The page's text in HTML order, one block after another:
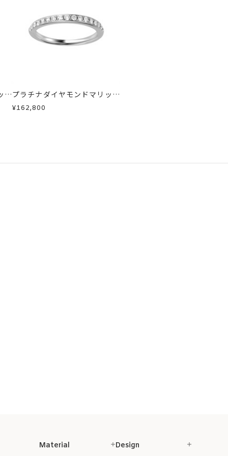
ジプラチナダイヤモンドマリッジ
リング
¥162,800
Material Design